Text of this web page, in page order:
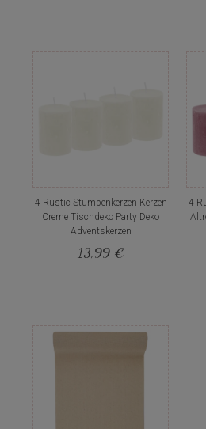
4 Rustic Stumpenkerzen Kerzen
Creme Tischdeko Party Deko
Adventskerzen
13,99 €
4